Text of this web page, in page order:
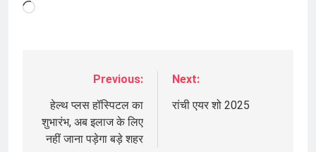
Loading…
navigation
Previous:
हेल्थ प्लस हॉस्पिटल का
शुभारंभ, अब इलाज के लिए
नहीं जाना पड़ेगा बड़े शहर
Next:
रांची एयर शो 2025